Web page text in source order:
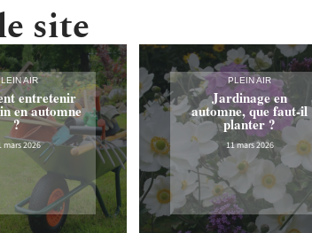
site
AIR
entretenir
en automne
?
mars 2026
PLEIN AIR
Jardinage en
automne, que faut-il
planter ?
11 mars 2026